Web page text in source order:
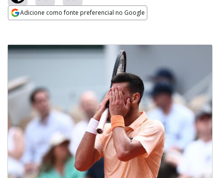
Adicione como fonte preferencial no Google